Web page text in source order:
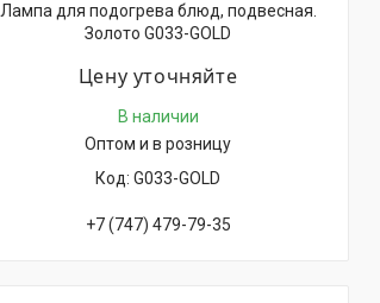
Лампа для подогрева блюд, подвесная.
Золото G033-GOLD
Цену уточняйте
В наличии
Оптом и в розницу
G033-GOLD
+7 (747) 479-79-35